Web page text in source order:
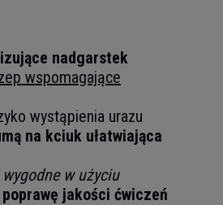
nadgarstek
wspomagające
wystąpienia urazu
na kciuk ułatwiająca
wygodne w użyciu
poprawę jakości ćwiczeń